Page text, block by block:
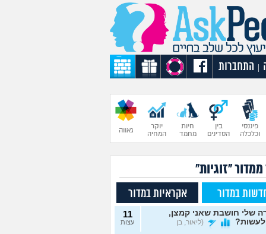
התחברות
פיננסי
וכלכלה
בין
הסדינים
חיות
מחמד
יוקר
המחיה
גאווה
ממדור "זוגיות"
במדור אקראיות במדור
שלי חושבת שאני קמצן,
(ליאור, בן
11
עצות